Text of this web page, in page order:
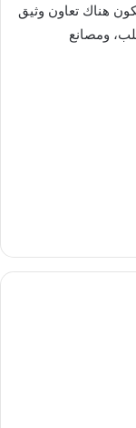
هناك تعاون وثيق
ومصانع